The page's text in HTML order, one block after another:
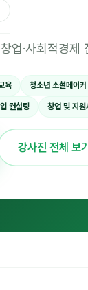
업·사회적경제
육 청소년 소셜메이
컨설팅 창업 및 지
강사진 전체 보기